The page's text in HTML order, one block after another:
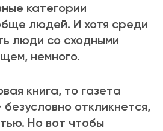
категории
людей. И хотя среди
люди со сходными
немного.
книга, то газета
безусловно откликнется,
Но вот чтобы